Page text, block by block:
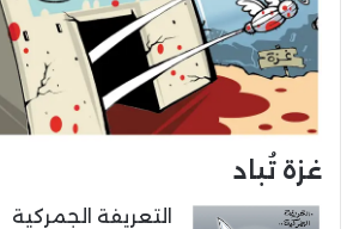
غزة تُباد
التعريفة الجمركية